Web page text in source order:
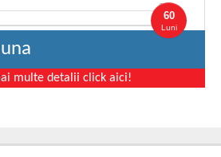
60
Luni
60
multe detalii click aici!